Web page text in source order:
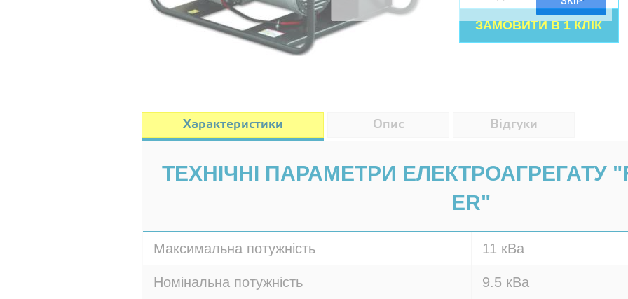
Характеристики Опис Відгуки
ТЕХНІЧНІ ПАРАМЕТРИ ЕЛЕКТРОАГРЕГАТУ
ER"
Максимальна потужність 11 кВа
Номінальна потужність 9.5 кВа